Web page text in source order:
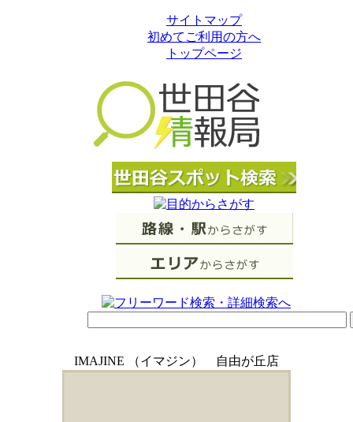
サイトマップ
初めてご利用の方へ
トップページ
IMAJINE （イマジン） 自由が丘店